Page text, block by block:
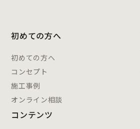
初めての方へ
初めての方へ
コンセプト
施工事例
オンライン相談
コンテンツ